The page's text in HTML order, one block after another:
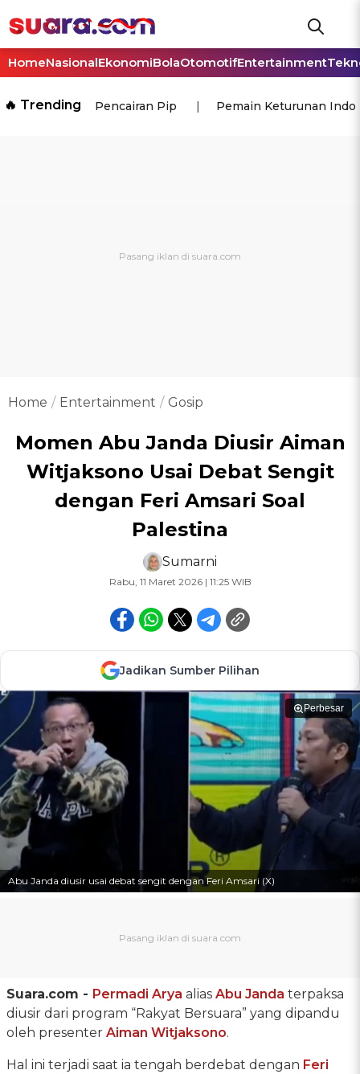
HomeNasionalEkonomiBolaOtomotifEntertainment
🔥 Trending Pencairan Pip Pemain Keturunan
Home Entertainment Gosip
Momen Abu Janda Diusir Aiman
Witjaksono Usai Debat Sengit
dengan Feri Amsari Soal
Palestina
Sumarni
Rabu, 11 Maret 2026 | 11:25 WIB
Jadikan Sumber Pilihan
Perbesar
Abu Janda diusir usai debat sengit dengan Feri Amsari (X)
Suara.com - Permadi Arya alias Abu Janda terpaksa
diusir dari program “Rakyat Bersuara” yang dipandu
oleh presenter Aiman Witjaksono.
Hal ini terjadi saat ia tengah berdebat dengan Feri